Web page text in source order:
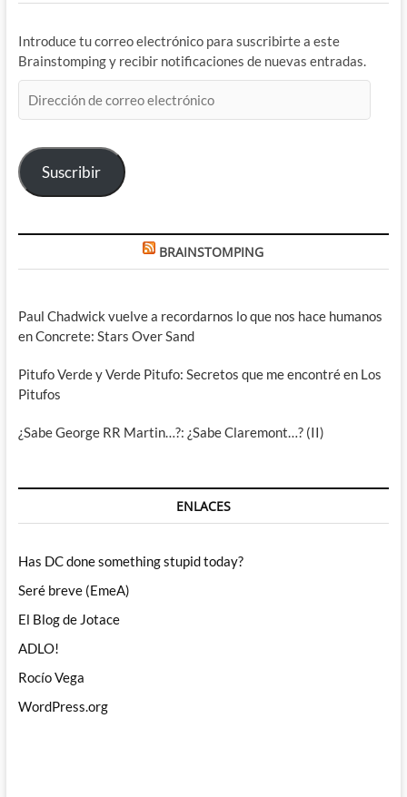
Introduce tu correo electrónico para suscribirte a este
Brainstomping y recibir notificaciones de nuevas entradas.
de
electrónico
Suscribir
BRAINSTOMPING
Paul Chadwick vuelve a recordarnos lo que nos hace humanos
en Concrete: Stars Over Sand
Pitufo Verde y Verde Pitufo: Secretos que me encontré en Los
Pitufos
¿Sabe George RR Martin…?: ¿Sabe Claremont…? (II)
ENLACES
Has DC done something stupid today?
Seré breve (EmeA)
El Blog de Jotace
ADLO!
Rocío Vega
WordPress.org